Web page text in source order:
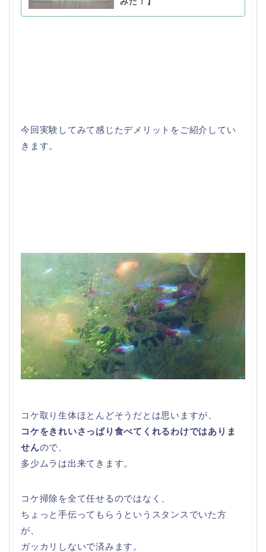
今回実験してみて感じたデメリットをご紹介してい
きます。
コケ取り生体ほとんどそうだとは思いますが、
コケをきれいさっぱり食べてくれるわけではありま
せんので、
多少ムラは出来てきます。
コケ掃除を全て任せるのではなく、
ちょっと手伝ってもらうというスタンスでいた方
が、
ガッカリしないで済みます。